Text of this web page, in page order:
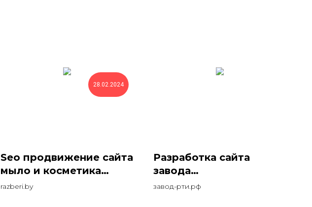
28.02.2024
Seo продвижение сайта
мыло и косметика
оптом
razberi.by
Разработка сайта
завода
резинотехнических
завод-рти.рф